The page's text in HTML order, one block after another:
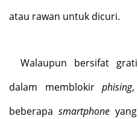
atau rawan untuk dicuri.
Walaupun bersifat
dalam memblokir phising,
beberapa smartphone